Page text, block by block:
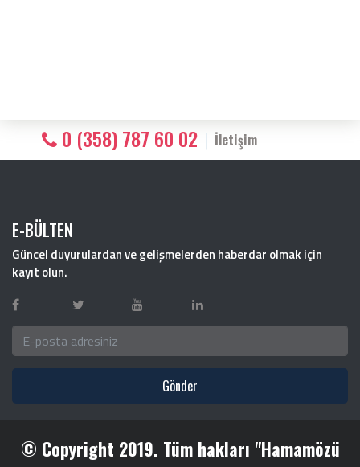
0 (358) 787 60 02 İletişim
E-BÜLTEN
Güncel duyurulardan ve gelişmelerden haberdar olmak için
kayıt olun.
Gönder
© Copyright 2019. Tüm hakları "Hamamözü